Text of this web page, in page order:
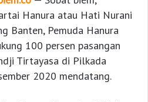
Hanura atau Hati Nurani
Banten, Pemuda Hanura
100 persen pasangan
Tirtayasa di Pilkada
2020 mendatang.